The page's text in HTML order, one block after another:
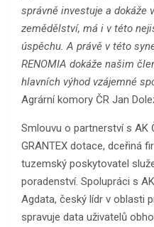
správně investuje a dokáže
zemědělství, má i v této
úspěchu. A právě v této
RENOMIA dokáže našim
hlavních výhod vzájemné
Agrární komory ČR Jan
Smlouvu o partnerství s AK
GRANTEX dotace, dceřiná
tuzemský poskytovatel
poradenství. Spolupráci s
Agdata, český lídr v oblasti
spravuje data uživatelů